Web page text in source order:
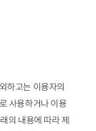
하고는 이용자의
사용하거나 이용
의 내용에 따라 제